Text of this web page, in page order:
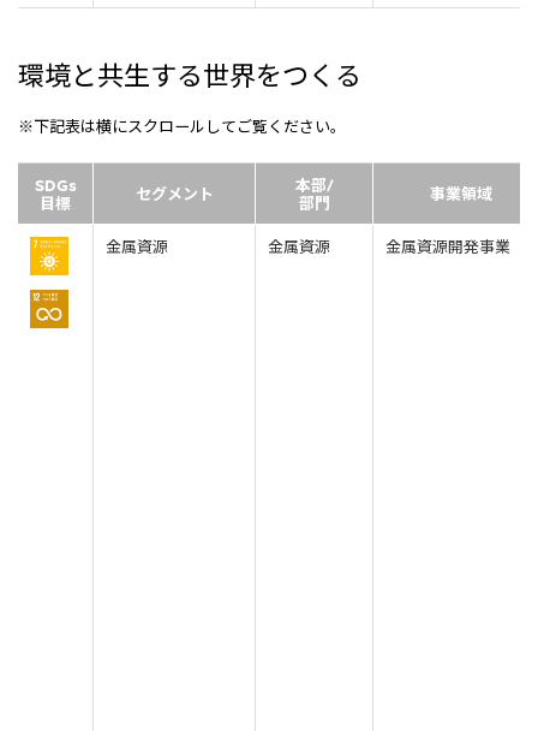
環境と共生する世界をつくる
※下記表は横にスクロールしてご覧ください。
SDGs
目標 セグメント 本部/
部門 事業領域
金属資源 金属資源 金属資源開発事業